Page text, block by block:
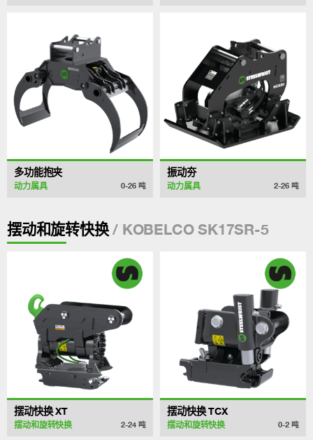
多功能抱夹
动力属具 0-26 吨
振动夯
动力属具 2-26 吨
摆动和旋转快换/ KOBELCO SK17SR-5
摆动快换 XT
摆动和旋转快换 2-24 吨
摆动快换 TCX
摆动和旋转快换 0-2 吨